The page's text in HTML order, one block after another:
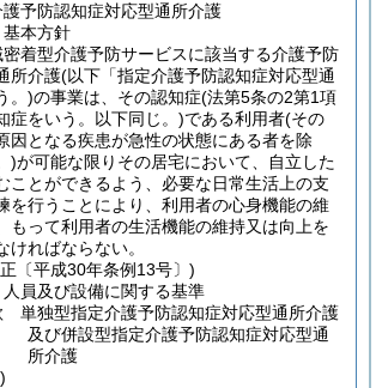
護予防認知症対応型通所介護
基本方針
着型介護予防サービスに該当する介護予防
所介護(以下「指定介護予防認知症対応型通
。)の事業は、その認知症(法第5条の2第1項
症をいう。以下同じ。)である利用者(その
因となる疾患が急性の状態にある者を除
)が可能な限りその居宅において、自立した
ことができるよう、必要な日常生活上の支
を行うことにより、利用者の心身機能の維
もって利用者の生活機能の維持又は向上を
ければならない。
〔平成30年条例13号〕)
人員及び設備に関する基準
単独型指定介護予防認知症対応型通所介護
及び併設型指定介護予防認知症対応型通
所介護